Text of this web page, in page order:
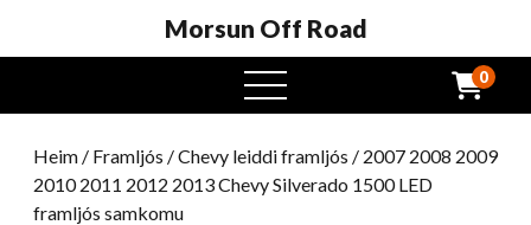
Morsun Off Road
Opinn
valmynd
0
Heim / Framljós /Chevy leiddi framljós / 2007 2008 2009
2010 2011 2012 2013 Chevy Silverado 1500 LED
framljós samkomu